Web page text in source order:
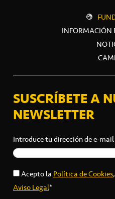
INFORMACIÓN
SUSCRÍBETE A
NEWSLETTER
Introduce tu dirección de e-
Acepto laPolítica de Cookies
Aviso Legal*